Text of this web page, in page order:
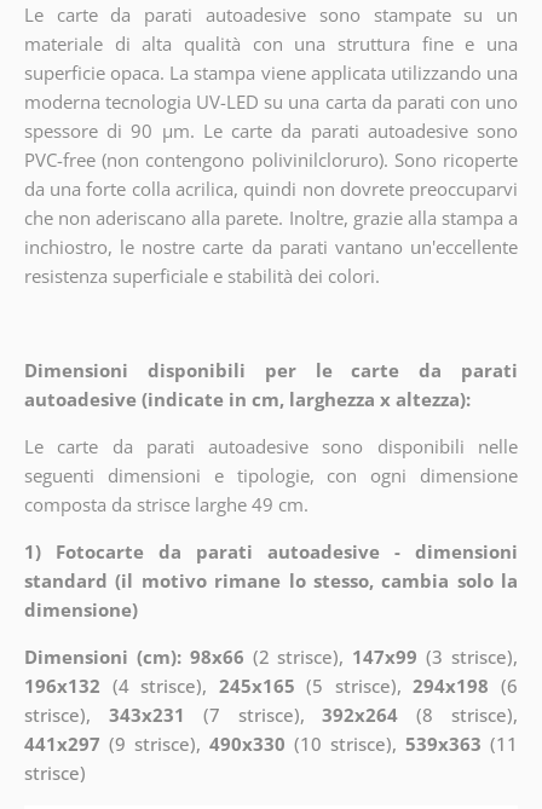
Le carte da parati autoadesive sono stampate su un
materiale di alta qualità con una struttura fine e una
superficie opaca. La stampa viene applicata utilizzando una
moderna tecnologia UV-LED su una carta da parati con uno
spessore di 90 µm. Le carte da parati autoadesive sono
PVC-free (non contengono polivinilcloruro). Sono ricoperte
da una forte colla acrilica, quindi non dovrete preoccuparvi
che non aderiscano alla parete. Inoltre, grazie alla stampa a
inchiostro, le nostre carte da parati vantano un'eccellente
resistenza superficiale e stabilità dei colori.
Dimensioni disponibili per le carte da parati
autoadesive (indicate in cm, larghezza x altezza):
Le carte da parati autoadesive sono disponibili nelle
seguenti dimensioni e tipologie, con ogni dimensione
composta da strisce larghe 49 cm.
1) Fotocarte da parati autoadesive - dimensioni
standard (il motivo rimane lo stesso, cambia solo la
dimensione)
Dimensioni (cm): 98x66 (2 strisce), 147x99 (3 strisce),
196x132 (4 strisce), 245x165 (5 strisce),294x198 (6
strisce), 343x231 (7 strisce),392x264 (8 strisce),
441x297 (9 strisce), 490x330 (10 strisce),539x363 (11
strisce)